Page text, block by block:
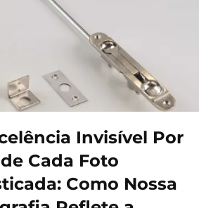
Invisível Por
Cada Foto
Como Nossa